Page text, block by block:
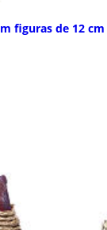
figuras de 12 cm